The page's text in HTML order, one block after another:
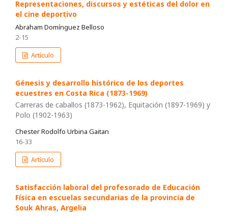
Representaciones, discursos y estéticas del dolor en
el cine deportivo
Abraham Domínguez Belloso
2-15
Artículo
Génesis y desarrollo histórico de los deportes
ecuestres en Costa Rica (1873-1969)
Carreras de caballos (1873-1962), Equitación (1897-1969) y
Polo (1902-1963)
Chester Rodolfo Urbina Gaitan
16-33
Artículo
Satisfacción laboral del profesorado de Educación
Física en escuelas secundarias de la provincia de
Souk Ahras, Argelia